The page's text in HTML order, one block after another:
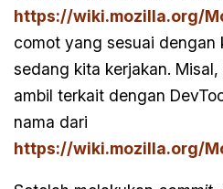
https://wiki.mozilla.org/
comot yang sesuai dengan
sedang kita kerjakan.
ambil terkait dengan
nama dari
https://wiki.mozilla.org/